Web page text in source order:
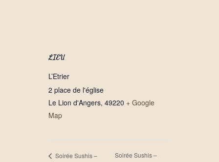
LIEU
L’Etrier
2 place de l'église
Le Lion d'Angers, 49220 + Google
Map
Soirée Sushis –
Soirée Sushis –